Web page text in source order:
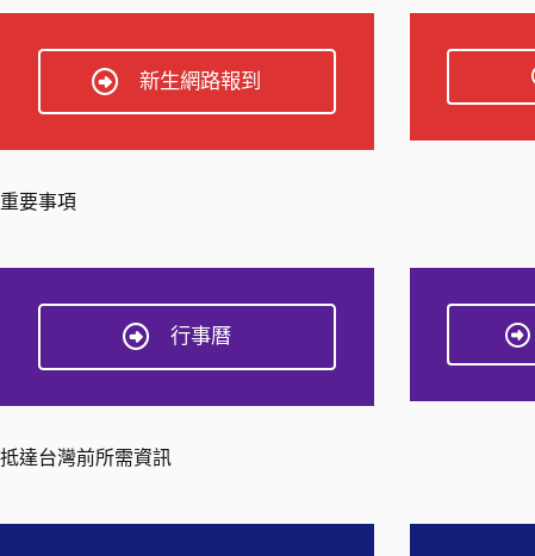
新生網路報到
重要事項
行事曆
抵達台灣前所需資訊